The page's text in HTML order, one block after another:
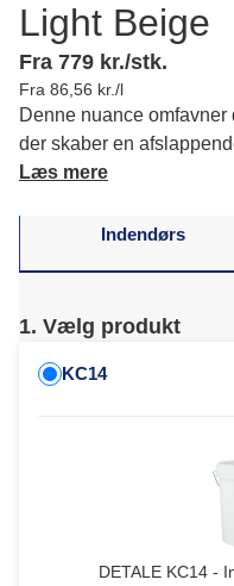
Light Beige
Fra 779 kr./stk.
Fra 86,56 kr./l
Denne nuance
der skaber en
Læs mere
Indendørs
1. Vælg produkt
KC14
DETALE KC14 -